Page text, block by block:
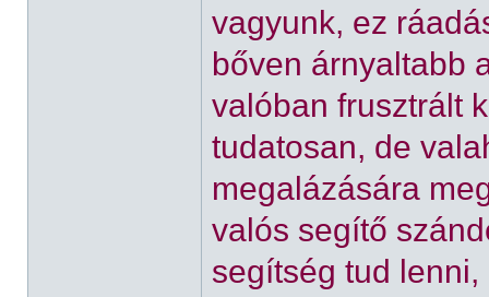
vagyunk, ez
bőven árnyaltabb
valóban frusztrált
tudatosan, de
megalázására
valós segítő
segítség tud